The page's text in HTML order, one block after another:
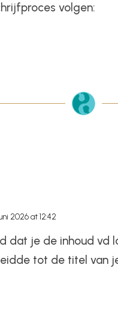
volgen:
2026 at 12:42
dat je de inhoud vd
tot de titel van